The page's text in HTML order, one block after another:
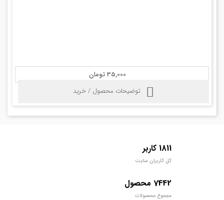
35,000 تومان
توضیحات محصول / خرید
1811 کاربر
کل کاربران سایت
7442 محصول
مجموع محصولات